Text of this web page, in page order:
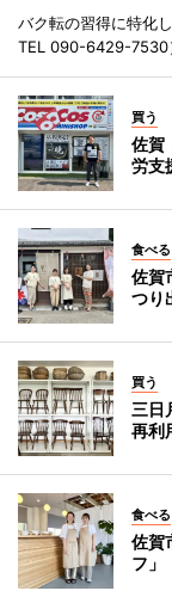
バク転の習得に特化
TEL 090-6429-7530
買う
佐賀
労支
食べる
佐賀
つり
買う
三日
再利
食べる
佐賀
フ」